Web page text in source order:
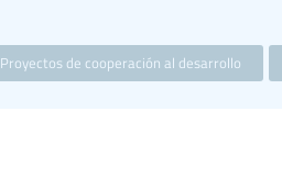
Proyectos de cooperación al desarrollo